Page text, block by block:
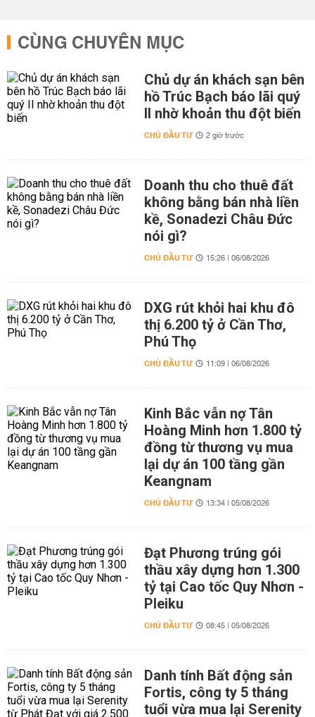
CÙNG CHUYÊN MỤC
Chủ dự án khách sạn bên
hồ Trúc Bạch báo lãi quý
II nhờ khoản thu đột biến
CHỦ ĐẦU TƯ 2 giờ trước
Doanh thu cho thuê đất
không bằng bán nhà liền
kề, Sonadezi Châu Đức
nói gì?
CHỦ ĐẦU TƯ 15:26 | 06/08/2026
DXG rút khỏi hai khu đô
thị 6.200 tỷ ở Cần Thơ,
Phú Thọ
CHỦ ĐẦU TƯ 11:09 | 06/08/2026
Kinh Bắc vẫn nợ Tân
Hoàng Minh hơn 1.800 tỷ
đồng từ thương vụ mua
lại dự án 100 tầng gần
Keangnam
CHỦ ĐẦU TƯ 13:34 | 05/08/2026
Đạt Phương trúng gói
thầu xây dựng hơn 1.300
tỷ tại Cao tốc Quy Nhơn -
Pleiku
CHỦ ĐẦU TƯ 08:45 | 05/08/2026
Danh tính Bất động sản
Fortis, công ty 5 tháng
tuổi vừa mua lại Serenity